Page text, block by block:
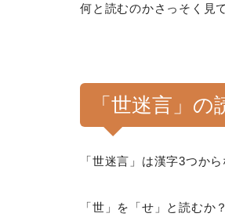
何と読むのかさっそく見
「世迷言」
「世迷言」は漢字3つか
「世」を「せ」と読むか